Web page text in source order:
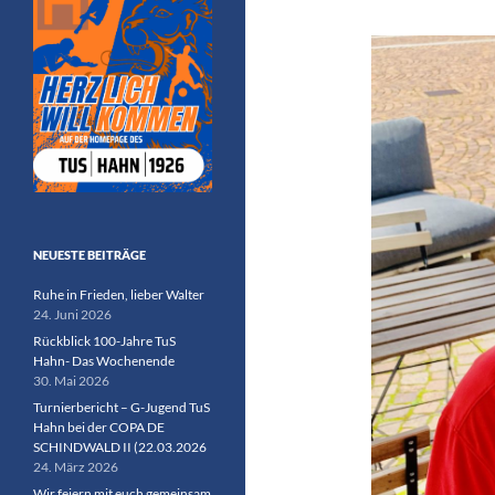
NEUESTE BEITRÄGE
Ruhe in Frieden, lieber Walter
24. Juni 2026
Rückblick 100-Jahre TuS
Hahn- Das Wochenende
30. Mai 2026
Turnierbericht – G-Jugend TuS
Hahn bei der COPA DE
SCHINDWALD II (22.03.2026
24. März 2026